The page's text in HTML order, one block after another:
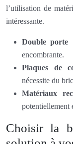
l’utilisation de
intéressante.
Double porte
encombrante.
Plaques de
nécessite du
Matériaux
potentiellement
Choisir la